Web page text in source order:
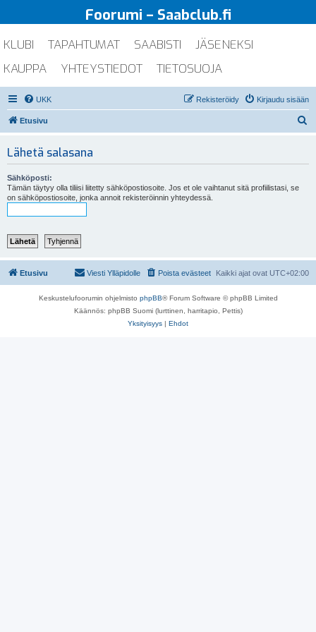
Foorumi – Saabclub.fi
KLUBI TAPAHTUMAT SAABISTI
JÄSENEKSI
KAUPPA
YHTEYSTIEDOT TIETOSUOJA
UKK Kirjaudu sisään
Rekisteröidy
Etusivu
Lähetä salasana
Sähköposti:
Tämän täytyy olla tiliisi liitetty sähköpostiosoite. Jos et ole vaihtanut sitä profiilistasi, se
on sähköpostiosoite, jonka annoit rekisteröinnin yhteydessä.
Etusivu Kaikki ajat ovat UTC+02:00
Poista evästeet
Viesti Ylläpidolle
Keskustelufoorumin ohjelmisto phpBB® Forum Software © phpBB Limited
Käännös: phpBB Suomi (lurttinen, harritapio, Pettis)
Yksityisyys | Ehdot